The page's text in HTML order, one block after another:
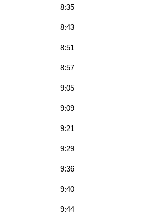
8:35
8:43
8:51
8:57
9:05
9:09
9:21
9:29
9:36
9:40
9:44